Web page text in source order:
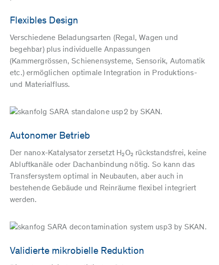
Flexibles Design
Verschiedene Beladungsarten (Regal, Wagen und
begehbar) plus individuelle Anpassungen
(Kammergrössen, Schienensysteme, Sensorik, Automatik
etc.) ermöglichen optimale Integration in Produktions-
und Materialfluss.
Autonomer Betrieb
Der nanox-Katalysator zersetzt H₂O₂ rückstandsfrei, keine
Abluftkanäle oder Dachanbindung nötig. So kann das
Transfersystem optimal in Neubauten, aber auch in
bestehende Gebäude und Reinräume flexibel integriert
werden.
Validierte mikrobielle Reduktion